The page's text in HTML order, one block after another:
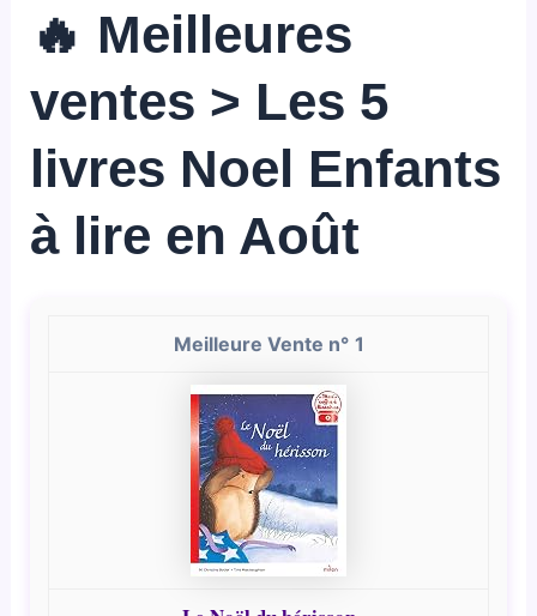
🔥 Meilleures
ventes > Les 5
livres Noel Enfants
à lire en Août
1